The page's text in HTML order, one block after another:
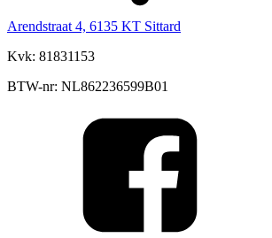
Arendstraat 4, 6135 KT Sittard
Kvk: 81831153
BTW-nr: NL862236599B01